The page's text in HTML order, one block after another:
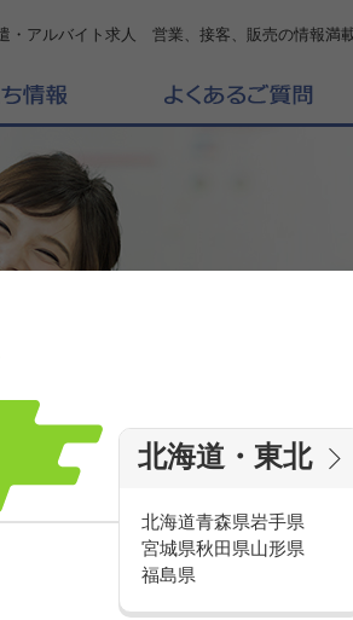
・アルバイト求人 営業、接客、販売の情報満
の
北海道・東北
北海道青森県岩手県
宮城県秋田県山形県
福島県